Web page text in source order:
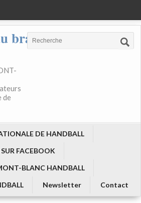
bras
de
DE HANDBALL
FACEBOOK
BLANC HANDBALL
Newsletter Contact